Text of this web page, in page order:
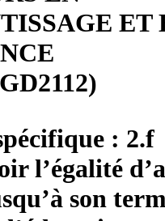
ET
: 2.f
l’égalité
son